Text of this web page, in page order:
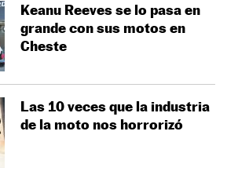
Keanu Reeves se lo pasa en
grande con sus motos en
Cheste
Las 10 veces que la industria
de la moto nos horrorizó